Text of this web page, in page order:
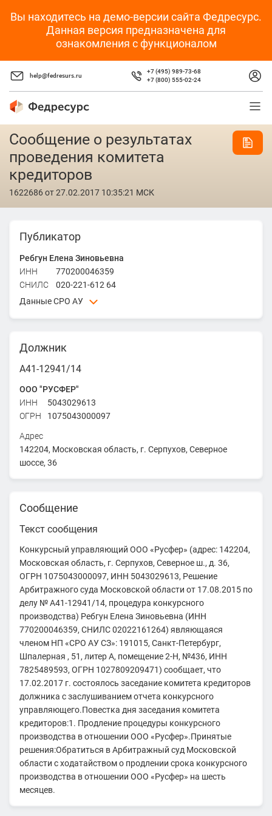
Вы находитесь на демо-версии сайта Федресурс.
Данная версия предназначена для
ознакомления с функционалом
help@fedresurs.ru
+7 (495) 989-73-68
+7 (800) 555-02-24
Сообщение о результатах
проведения комитета
кредиторов
1622686от 27.02.2017 10:35:21 МСК
Публикатор
Ребгун Елена Зиновьевна
ИНН
770200046359
СНИЛС
020-221-612 64
Данные СРО АУ
Запада"
ОГРН
1027809209471
Адрес
191015, г. Санкт-Петербург, Санкт-Петербург, Шпалерная ,
51, литер А, помещение 2-Н, №436
Должник
А41-12941/14
ООО "РУСФЕР"
ИНН
5043029613
ОГРН
1075043000097
Адрес
142204, Московская область, г. Серпухов, Северное
шоссе, 36
Сообщение
Текст сообщения
Конкурсный управляющий ООО «Русфер» (адрес: 142204,
Московская область, г. Серпухов, Северное ш., д. 36,
ОГРН 1075043000097, ИНН 5043029613, Решение
Арбитражного суда Московской области от 17.08.2015 по
делу № А41-12941/14, процедура конкурсного
производства) Ребгун Елена Зиновьевна (ИНН
770200046359, СНИЛС 02022161264) являющаяся
членом НП «СРО АУ СЗ»: 191015, Санкт-Петербург,
Шпалерная , 51, литер А, помещение 2-Н, №436, ИНН
7825489593, ОГРН 1027809209471) сообщает, что
17.02.2017 г. состоялось заседание комитета кредиторов
должника с заслушиванием отчета конкурсного
управляющего.Повестка дня заседания комитета
кредиторов:1. Продление процедуры конкурсного
производства в отношении ООО «Русфер».Принятые
решения:Обратиться в Арбитражный суд Московской
области с ходатайством о продлении срока конкурсного
производства в отношении ООО «Русфер» на шесть
месяцев.